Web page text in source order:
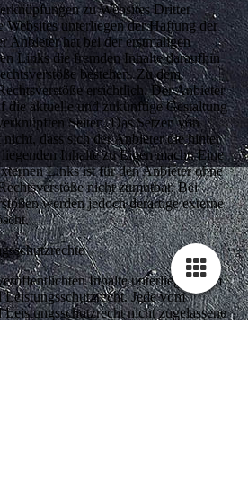
zu Websites Dritter
unterliegen der Haftung der
Anbieter hat bei der erstmaligen
Links die fremden Inhalte daraufhin
bestehen. Zu dem
ersichtlich. Der Anbieter
die aktuelle und zukünftige Gestaltung
Seiten. Das Setzen von
dass sich der Anbieter die hinter
Inhalte zu Eigen macht. Eine
Links ist für den Anbieter ohne
nicht zumutbar. Bei
werden jedoch derartige externe
Inhalte unterliegen dem
Jede vom
nicht zugelassene